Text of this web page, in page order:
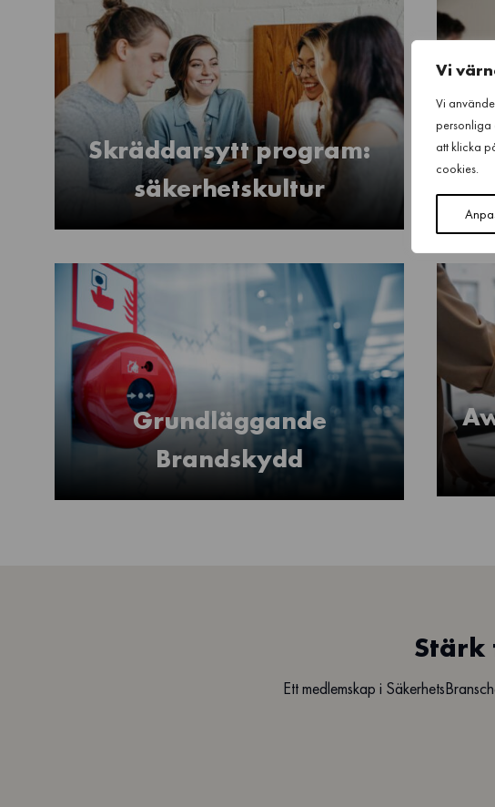
Vi
Vi
personliga
att klicka
cookies.
Skräddarsytt program:
säkerhetskultur
Grundläggande
Brandskydd
Stärk
Ett medlemskap i